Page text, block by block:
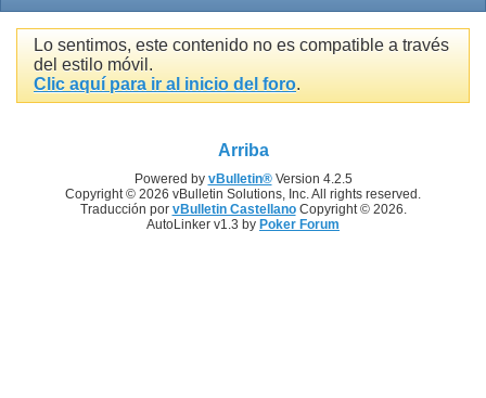
Lo sentimos, este contenido no es compatible a través
del estilo móvil.
Clic aquí para ir al inicio del foro.
Arriba
Powered by vBulletin®Version 4.2.5
Copyright © 2026 vBulletin Solutions, Inc. All rights reserved.
Traducción por vBulletin CastellanoCopyright © 2026.
AutoLinker v1.3 by Poker Forum